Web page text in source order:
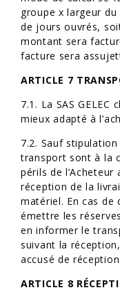
groupe x largeur
de jours ouvrés,
montant sera
facture sera
ARTICLE 7
7.1. La SAS
mieux adapté à
7.2. Sauf
transport sont à la
périls de
réception de la
matériel. En cas de
émettre les
en informer le
suivant la
accusé de réception.
ARTICLE 8